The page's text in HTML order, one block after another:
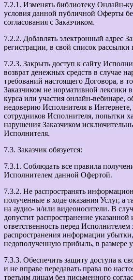
7.2.1. Изменять библиотеку Онлайн-
условия данной публичной Оферты
согласования с Заказчиком.
7.2.2. Добавлять электронный адрес
регистрации, в свой список рассылки
7.2.3. Закрыть доступ к сайту
возврат денежных средств в случае
требований настоящего Договора, в
Заказчиком не нормативной лексики
курса или участия онлайн-вебинаре,
недоверию Исполнителя в Интернете,
сотрудников Исполнителя, попытки
нарушения Заказчиком
Исполнителя.
7.3. Заказчик обязуется:
7.3.1. Соблюдать все правила
Исполнителем данной Офертой.
7.3.2. Не распространять
полученные в ходе оказания Услуг, а
на аудио- и/или видеоносители. В
допустит распространение
ответственность перед
распространения информации
недополученную прибыль, в размере
7.3.3. Обеспечить защиту доступа к
и не вправе передавать права по
третьим лицам без письменного